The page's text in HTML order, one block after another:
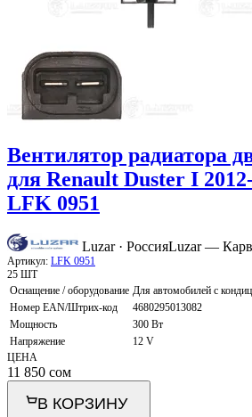
Вентилятор радиатора
для Renault Duster I
LFK 0951
Luzar · РоссияLuzar —
Артикул: LFK 0951
25 ШТ
Оснащение / оборудование Для автомобилей с
Номер EAN/Штрих-код
4680295013082
Мощность
300 Вт
Напряжение
12 V
ЦЕНА
11 850 сом
В КОРЗИНУ